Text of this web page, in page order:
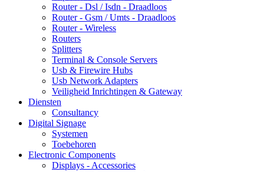
Router - Dsl / Isdn - Draadloos
Router - Gsm / Umts - Draadloos
Router - Wireless
Routers
Splitters
Terminal & Console Servers
Usb & Firewire Hubs
Usb Network Adapters
Veiligheid Inrichtingen & Gateway
Diensten
Consultancy
Digital Signage
Systemen
Toebehoren
Electronic Components
Displays - Accessories